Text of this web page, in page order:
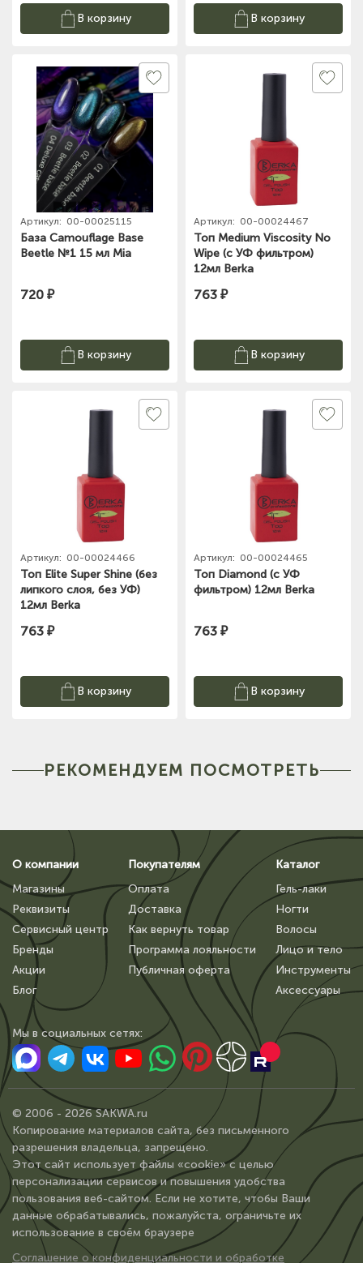
В корзину В корзину
Артикул: 00-00025115
База Camouflage Base
Beetle №1 15 мл Mia
720 ₽
В корзину
Артикул: 00-00024467
Топ Medium Viscosity No
Wipe (с УФ фильтром)
12мл Berka
763 ₽
В корзину
Артикул: 00-00024466
Топ Elite Super Shine (без
липкого слоя, без УФ)
12мл Berka
763 ₽
В корзину
Артикул: 00-00024465
Топ Diamond (с УФ
фильтром) 12мл Berka
763 ₽
В корзину
РЕКОМЕНДУЕМ ПОСМОТРЕТЬ
О компании
Магазины
Реквизиты
Сервисный центр
Бренды
Акции
Блог
Покупателям
Оплата
Доставка
Как вернуть товар
Программа лояльности
Публичная оферта
Каталог
Гель-лаки
Ногти
Волосы
Лицо и тело
Инструменты
Аксессуары
Мы в сoциальных сетях:
© 2006 - 2026 SAKWA.ru
Копирование материалов сайта, без письменного
разрешения владельца, запрещено.
Этот сайт использует файлы «cookie» с целью
персонализации сервисов и повышения удобства
пользования веб-сайтом. Если не хотите, чтобы Ваши
данные обрабатывались, пожалуйста, ограничьте их
использование в своём браузере
Соглашение о конфиденциальности и обработке